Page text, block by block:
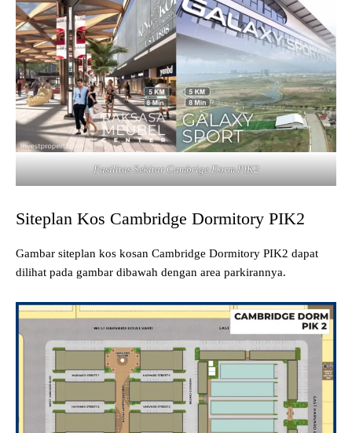
Fasilitas Sekitar Cambrige Dorm PIK2
Siteplan Kos Cambridge Dormitory PIK2
Gambar siteplan kos kosan Cambridge Dormitory PIK2 dapat
dilihat pada gambar dibawah dengan area parkirannya.